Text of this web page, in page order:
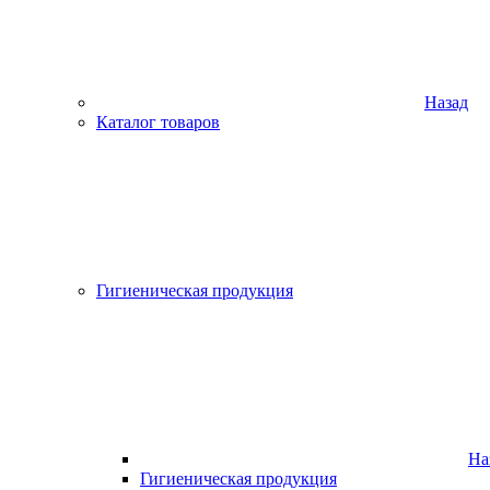
Назад
Каталог товаров
Гигиеническая продукция
Гигиеническая продукция